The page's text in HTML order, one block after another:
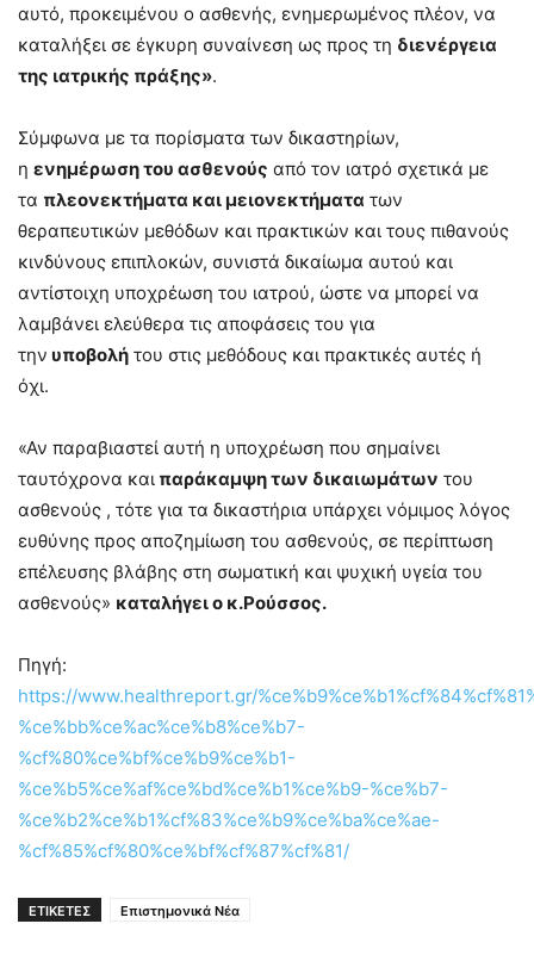
αυτό, προκειμένου ο ασθενής, ενημερωμένος πλέον, να
καταλήξει σε έγκυρη συναίνεση ως προς τη διενέργεια
της ιατρικής πράξης».
Σύμφωνα με τα πορίσματα των δικαστηρίων,
η ενημέρωση του ασθενούς από τον ιατρό σχετικά με
τα πλεονεκτήματα και μειονεκτήματα των
θεραπευτικών μεθόδων και πρακτικών και τους πιθανούς
κινδύνους επιπλοκών, συνιστά δικαίωμα αυτού και
αντίστοιχη υποχρέωση του ιατρού, ώστε να μπορεί να
λαμβάνει ελεύθερα τις αποφάσεις του για
την υποβολή του στις μεθόδους και πρακτικές αυτές ή
όχι.
«Αν παραβιαστεί αυτή η υποχρέωση που σημαίνει
ταυτόχρονα και παράκαμψη των δικαιωμάτων του
ασθενούς , τότε για τα δικαστήρια υπάρχει νόμιμος λόγος
ευθύνης προς αποζημίωση του ασθενούς, σε περίπτωση
επέλευσης βλάβης στη σωματική και ψυχική υγεία του
ασθενούς» καταλήγει ο κ.Ρούσσος.
Πηγή:
https://www.healthreport.gr/
%ce%bb%ce%ac%ce%b8%ce%b7-
%cf%80%ce%bf%ce%b9%ce%b1-
%ce%b5%ce%af%ce%bd%ce%b1%ce%b9-%ce%b7-
%ce%b2%ce%b1%cf%83%ce%b9%ce%ba%ce%ae-
%cf%85%cf%80%ce%bf%cf%87%cf%81/
ΕΤΙΚΕΤΕΣ Επιστημονικά Νέα